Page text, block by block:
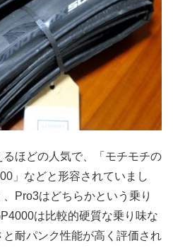
ほどの人気で、「モチモチの
」などと形容されていまし
Pro3はどちらかという乗り
は比較的硬質な乗り味な
耐パンク性能が高く評価され